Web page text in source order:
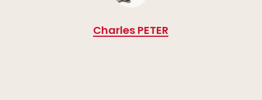
Charles PETER